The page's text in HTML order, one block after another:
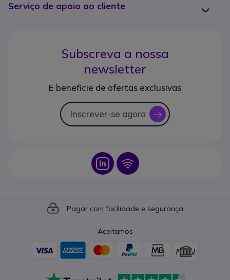
Serviço de apoio ao cliente
Subscreva a nossa
newsletter
E beneficie de ofertas exclusivas
Inscrever-se agora icon
Icon Icon
Icon
Pagar com facilidade e segurança
Aceitamos